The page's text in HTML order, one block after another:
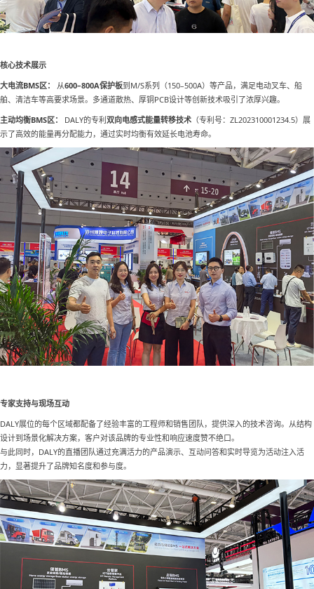
核心技术展示
大电流BMS区：
从600–800A保护板到M/S系列（150–500A）等产品，满足电动叉车、船
舶、清洁车等高要求场景。多通道散热、厚铜PCB设计等创新技术吸引了浓厚兴趣。
主动均衡BMS区：
DALY的专利双向电感式能量转移技术 （专利号：ZL202310001234.5）展
示了高效的能量再分配能力，通过实时均衡有效延长电池寿命。
专家支持与现场互动
DALY展位的每个区域都配备了经验丰富的工程师和销售团队，提供深入的技术咨询。从结构
设计到场景化解决方案，客户对该品牌的专业性和响应速度赞不绝口。
与此同时， DALY的直播团队通过充满活力的产品演示、互动问答和实时导览为活动注入活
力，显著提升了品牌知名度和参与度。